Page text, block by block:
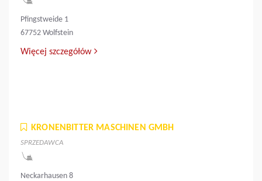
Pfingstweide 1
67752 Wolfstein
Więcej szczegółów
KRONENBITTER MASCHINEN GMBH
SPRZEDAWCA
Neckarhausen 8